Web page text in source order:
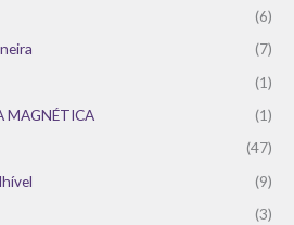
(6)
(7)
(1)
MAGNÉTICA
(1)
(47)
(9)
(3)